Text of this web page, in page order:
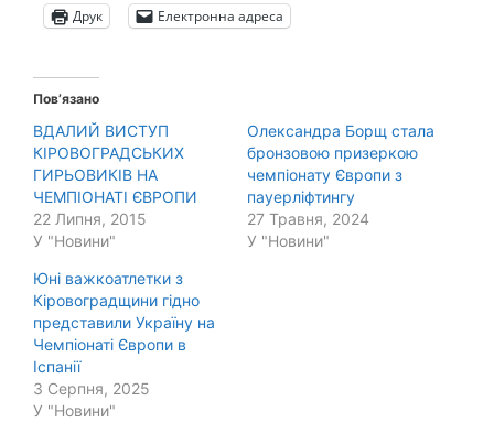
Друк Електронна адреса
Пов’язано
ВДАЛИЙ ВИСТУП
КІРОВОГРАДСЬКИХ
ГИРЬОВИКІВ НА
ЧЕМПІОНАТІ ЄВРОПИ
22 Липня, 2015
У "Новини"
Олександра Борщ стала
бронзовою призеркою
чемпіонату Європи з
пауерліфтингу
27 Травня, 2024
У "Новини"
Юні важкоатлетки з
Кіровоградщини гідно
представили Україну на
Чемпіонаті Європи в
Іспанії
3 Серпня, 2025
У "Новини"